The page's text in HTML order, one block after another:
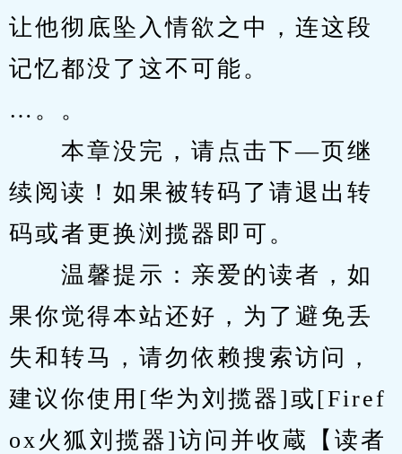
让他彻底坠入情欲之中，连这段
记忆都没了这不可能。
…。。
本章没完，请点击下—页继
续阅读！如果被转码了请退出转
码或者更换浏揽器即可。
温馨提示：亲爱的读者，如
果你觉得本站还好，为了避免丢
失和转马，请勿依赖搜索访问，
建议你使用[华为刘揽器]或[Firef
ox火狐刘揽器]访问并收蔵【读者